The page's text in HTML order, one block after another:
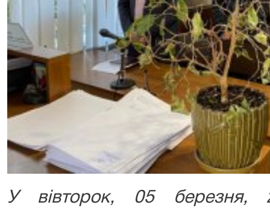
У вівторок, 05 березня,